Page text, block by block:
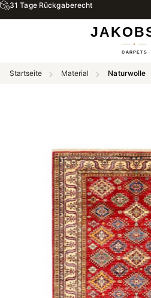
31 Tage Rückgaberecht
Startseite Material Naturwolle